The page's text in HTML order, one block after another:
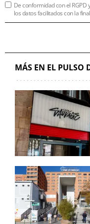
De conformidad con el RGPD
los datos facilitados con la
MÁS EN EL PULSO